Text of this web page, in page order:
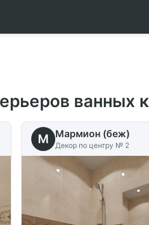
ванных
M Мармион (беж)
Декор по центру № 2